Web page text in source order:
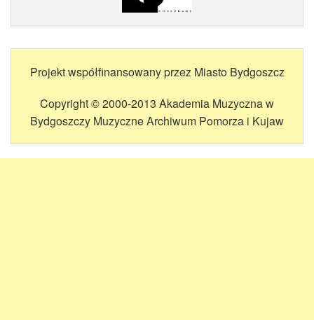
Projekt współfinansowany przez Miasto Bydgoszcz
Copyright © 2000-2013 Akademia Muzyczna w
Bydgoszczy Muzyczne Archiwum Pomorza i Kujaw